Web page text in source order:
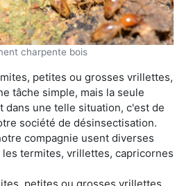
charpente bois
petites ou grosses vrillettes,
tâche simple, mais la seule
dans une telle situation, c'est de
société de désinsectisation.
compagnie usent diverses
termites, vrillettes, capricornes
petites ou grosses vrillettes,